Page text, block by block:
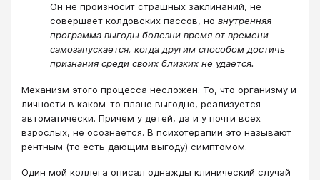
Он не произносит страшных заклинаний, не
совершает колдовских пассов, но внутренняя
программа выгоды болезни время от времени
самозапускается, когда другим способом достичь
признания среди своих близких не удается.
Механизм этого процесса несложен. То, что организму и
личности в каком-то плане выгодно, реализуется
автоматически. Причем у детей, да и у почти всех
взрослых, не осознается. В психотерапии это называют
рентным (то есть дающим выгоду) симптомом.
Один мой коллега описал однажды клинический случай